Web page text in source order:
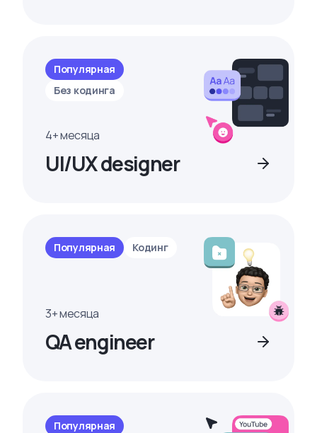
Популярная
Без кодинга
4+ месяца
UI/UX designer
Популярная Кодинг
3+ месяца
QA engineer
Популярная